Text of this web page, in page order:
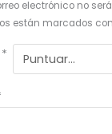
electrónico no
están marcados con
*